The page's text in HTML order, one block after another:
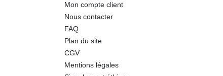
Mon compte client
Nous contacter
FAQ
Plan du site
CGV
Mentions légales